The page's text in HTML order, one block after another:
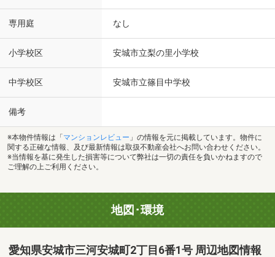
専用庭 なし
小学校区 安城市立梨の里小学校
中学校区 安城市立篠目中学校
備考
※本物件情報は「 マンションレビュー 」の情報を元に掲載しています。物件に
関する正確な情報、及び最新情報は取扱不動産会社へお問い合わせください。
※当情報を基に発生した損害等について弊社は一切の責任を負いかねますので
ご理解の上ご利用ください。
地図･環境
愛知県安城市三河安城町2丁目6番1号 周辺地図情報